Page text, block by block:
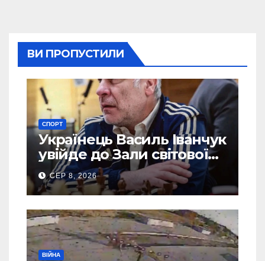
ВИ ПРОПУСТИЛИ
СПОРТ
Українець Василь Іванчук
увійде до Зали світової
шахової слави
СЕР 8, 2026
ВІЙНА